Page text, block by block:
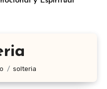
solteria